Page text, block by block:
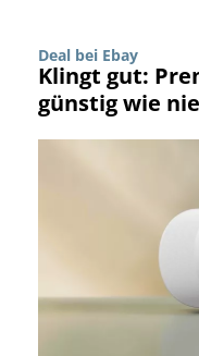
Deal bei Ebay
Klingt gut:
günstig wie nie